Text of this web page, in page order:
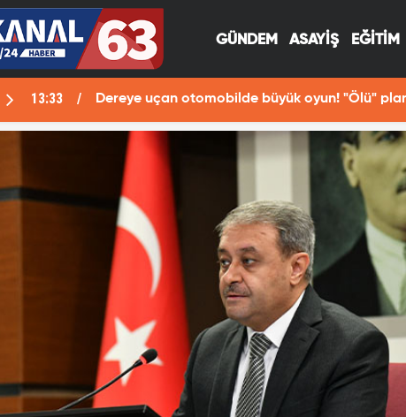
GÜNDEM ASAYİŞ EĞİTİM
13:33 Dereye uçan otomobilde büyük oyun! "Ölü"